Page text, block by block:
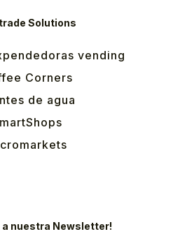
Solutions
vending
Corners
de agua
a nuestra Newsletter!